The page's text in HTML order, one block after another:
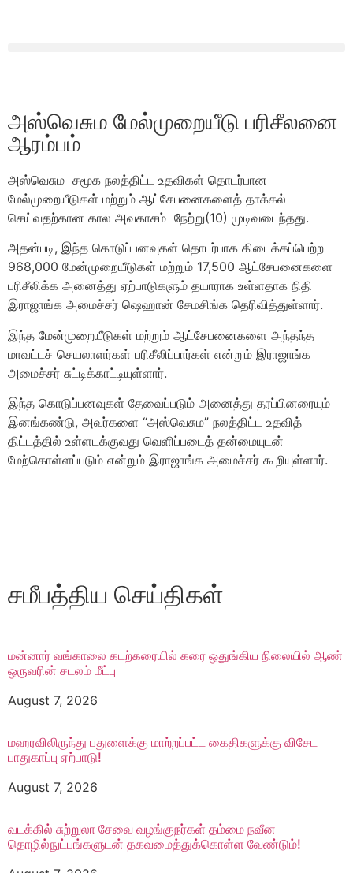
அஸ்வெசும மேல்முறையீடு பரிசீலனை
ஆரம்பம்
அஸ்வெசும சமூக நலத்திட்ட உதவிகள் தொடர்பான
மேல்முறையீடுகள் மற்றும் ஆட்சேபனைகளைத் தாக்கல்
செய்வதற்கான கால அவகாசம் நேற்று(10) முடிவடைந்தது.
அதன்படி, இந்த கொடுப்பனவுகள் தொடர்பாக கிடைக்கப்பெற்ற
968,000 மேன்முறையீடுகள் மற்றும் 17,500 ஆட்சேபனைகளை
பரிசீலிக்க அனைத்து ஏற்பாடுகளும் தயாராக உள்ளதாக நிதி
இராஜாங்க அமைச்சர் ஷெஹான் சேமசிங்க தெரிவித்துள்ளார்.
இந்த மேன்முறையீடுகள் மற்றும் ஆட்சேபனைகளை அந்தந்த
மாவட்டச் செயலாளர்கள் பரிசீலிப்பார்கள் என்றும் இராஜாங்க
அமைச்சர் சுட்டிக்காட்டியுள்ளார்.
இந்த கொடுப்பனவுகள் தேவைப்படும் அனைத்து தரப்பினரையும்
இனங்கண்டு, அவர்களை “அஸ்வெசும” நலத்திட்ட உதவித்
திட்டத்தில் உள்ளடக்குவது வெளிப்படைத் தன்மையுடன்
மேற்கொள்ளப்படும் என்றும் இராஜாங்க அமைச்சர் கூறியுள்ளார்.
சமீபத்திய செய்திகள்
மன்னார் வங்காலை கடற்கரையில் கரை ஒதுங்கிய நிலையில் ஆண்
ஒருவரின் சடலம் மீட்பு
August 7, 2026
மஹரவிலிருந்து பதுளைக்கு மாற்றப்பட்ட கைதிகளுக்கு விசேட
பாதுகாப்பு ஏற்பாடு!
August 7, 2026
வடக்கில் சுற்றுலா சேவை வழங்குநர்கள் தம்மை நவீன
தொழில்நுட்பங்களுடன் தகவமைத்துக்கொள்ள வேண்டும்!